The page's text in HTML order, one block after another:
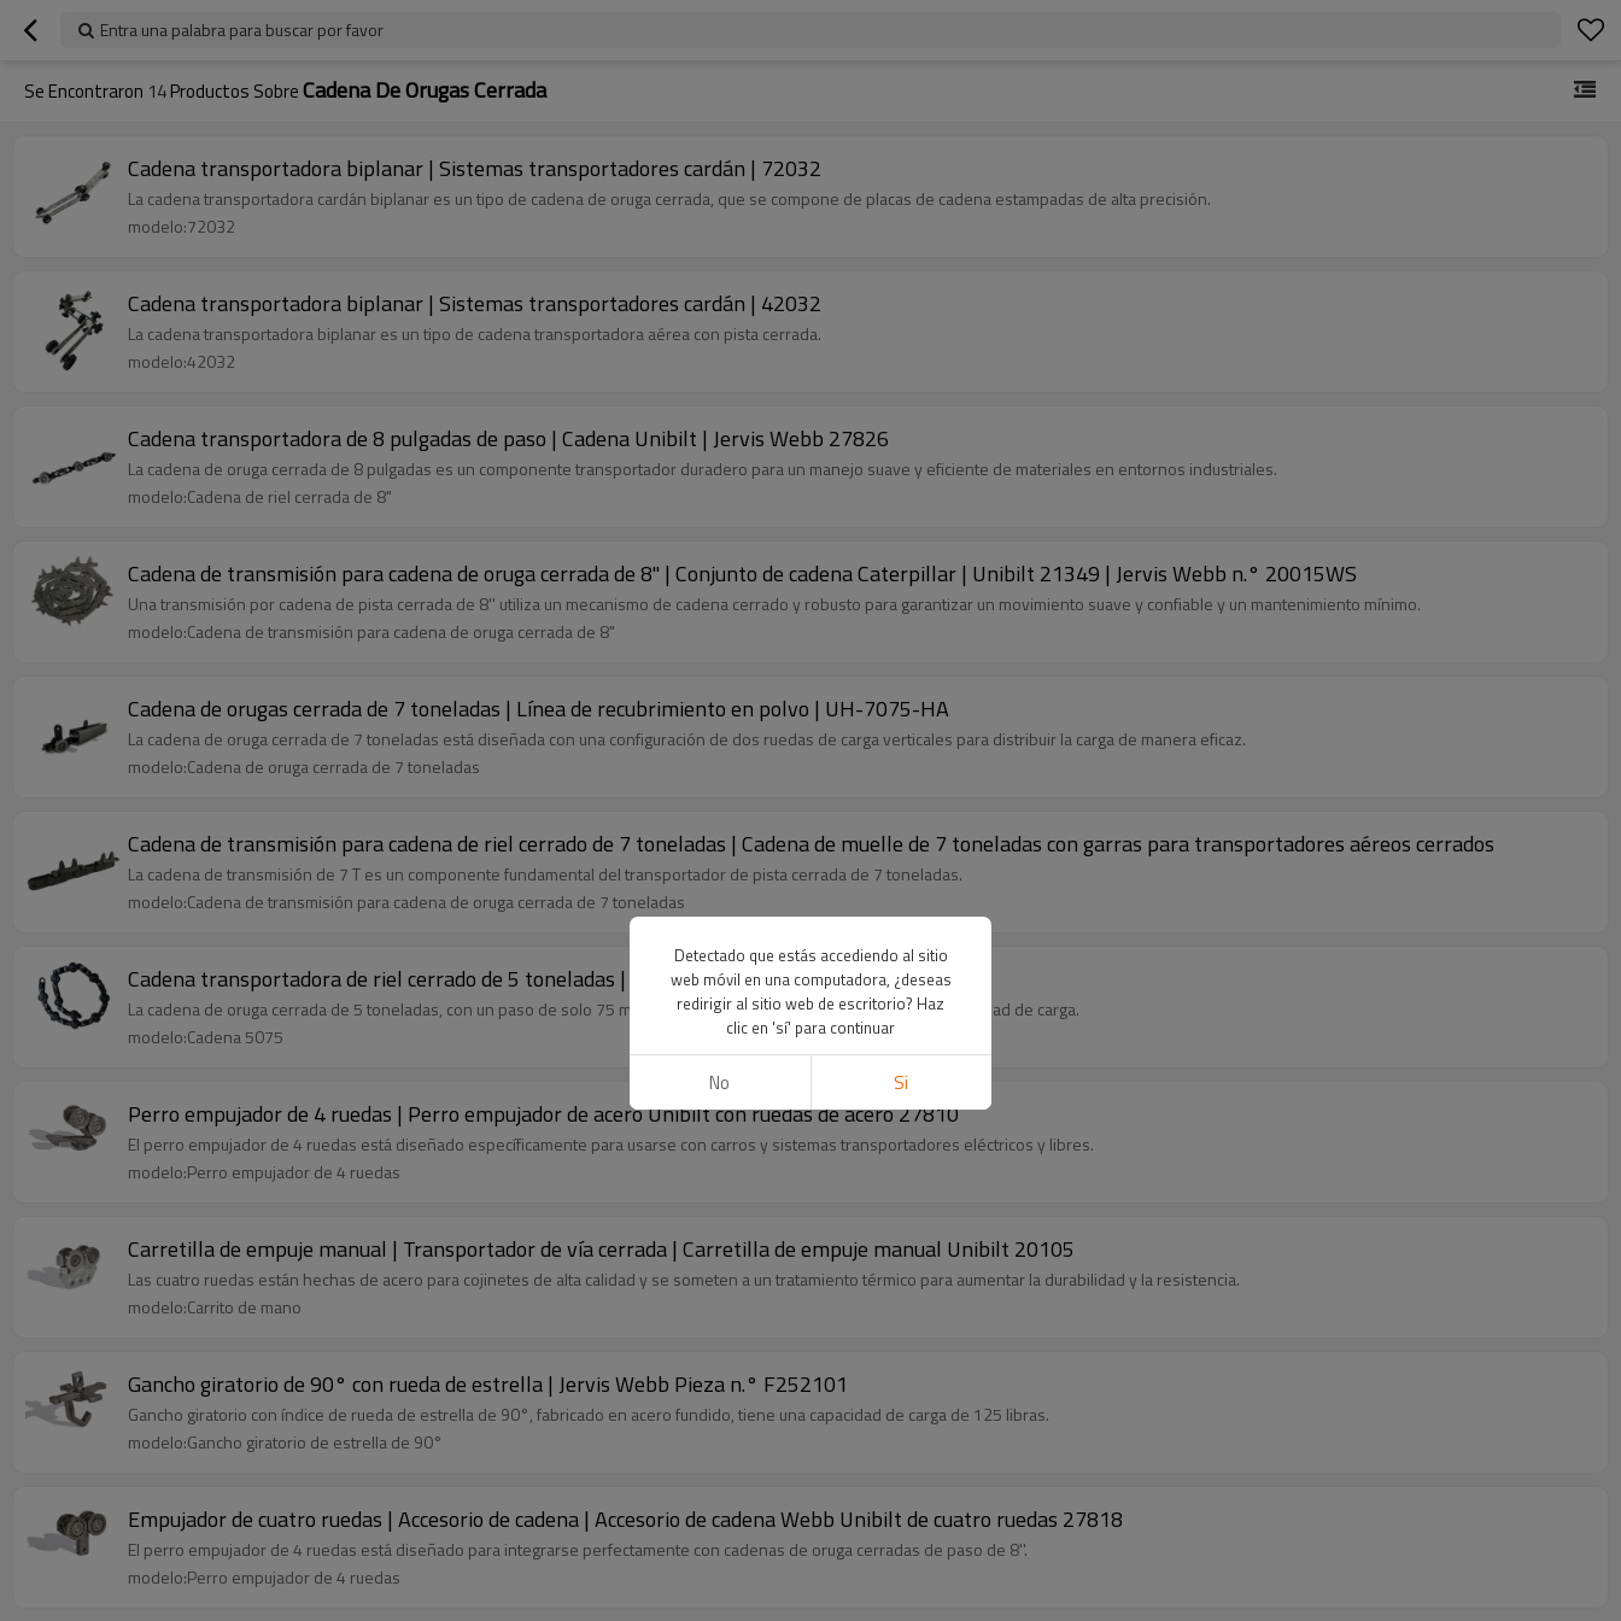
Entra una palabra para buscar por favor
Se Encontraron 14Productos SobreCadena De Orugas Cerrada
Cadena transportadora biplanar | Sistemas transportadores cardán | 72032
La cadena transportadora cardán biplanar es un tipo de cadena de oruga cerrada, que se compone de placas de cadena estampadas de alta precisión.
modelo:72032
Cadena transportadora biplanar | Sistemas transportadores cardán | 42032
La cadena transportadora biplanar es un tipo de cadena transportadora aérea con pista cerrada.
modelo:42032
Cadena transportadora de 8 pulgadas de paso | Cadena Unibilt | Jervis Webb 27826
La cadena de oruga cerrada de 8 pulgadas es un componente transportador duradero para un manejo suave y eficiente de materiales en entornos industriales.
modelo:Cadena de riel cerrada de 8"
Cadena de transmisión para cadena de oruga cerrada de 8" | Conjunto de cadena Caterpillar | Unibilt 21349 | Jervis Webb n.° 20015WS
Una transmisión por cadena de pista cerrada de 8'' utiliza un mecanismo de cadena cerrado y robusto para garantizar un movimiento suave y confiable y un mantenimiento mínimo.
modelo:Cadena de transmisión para cadena de oruga cerrada de 8"
Cadena de orugas cerrada de 7 toneladas | Línea de recubrimiento en polvo | UH-7075-HA
La cadena de oruga cerrada de 7 toneladas está diseñada con una configuración de dos ruedas de carga verticales para distribuir la carga de manera eficaz.
modelo:Cadena de oruga cerrada de 7 toneladas
Cadena de transmisión para cadena de riel cerrado de 7 toneladas | Cadena de muelle de 7 toneladas con garras para transportadores aéreos cerrados
La cadena de transmisión de 7 T es un componente fundamental del transportador de pista cerrada de 7 toneladas.
modelo:Cadena de transmisión para cadena de oruga cerrada de 7 toneladas
Cadena transportadora de riel cerrado de 5 toneladas | UH-5075-S
La cadena de oruga cerrada de 5 toneladas, con un paso de solo 75 mm, es una cadena compacta pero con gran capacidad de carga.
modelo:Cadena 5075
Perro empujador de 4 ruedas | Perro empujador de acero Unibilt con ruedas de acero 27810
El perro empujador de 4 ruedas está diseñado específicamente para usarse con carros y sistemas transportadores eléctricos y libres.
modelo:Perro empujador de 4 ruedas
Carretilla de empuje manual | Transportador de vía cerrada | Carretilla de empuje manual Unibilt 20105
Las cuatro ruedas están hechas de acero para cojinetes de alta calidad y se someten a un tratamiento térmico para aumentar la durabilidad y la resistencia.
modelo:Carrito de mano
Gancho giratorio de 90° con rueda de estrella | Jervis Webb Pieza n.° F252101
Gancho giratorio con índice de rueda de estrella de 90°, fabricado en acero fundido, tiene una capacidad de carga de 125 libras.
modelo:Gancho giratorio de estrella de 90°
Empujador de cuatro ruedas | Accesorio de cadena | Accesorio de cadena Webb Unibilt de cuatro ruedas 27818
El perro empujador de 4 ruedas está diseñado para integrarse perfectamente con cadenas de oruga cerradas de paso de 8''.
modelo:Perro empujador de 4 ruedas
Detectado que estás accediendo al sitio
web móvil en una computadora, ¿deseas
redirigir al sitio web de escritorio? Haz
clic en 'sí' para continuar
No Si